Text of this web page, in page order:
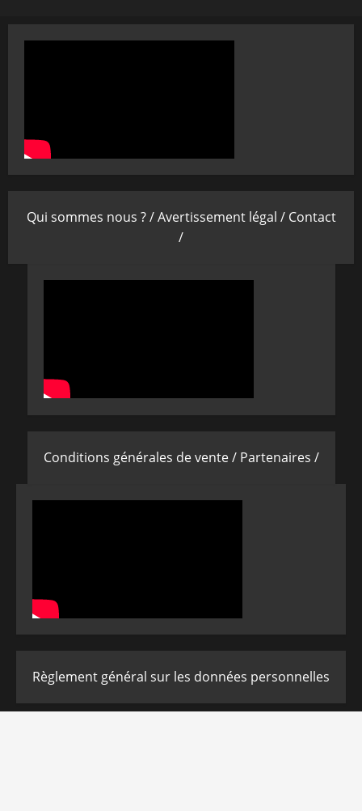
Qui sommes nous ? /Avertissement légal / Contact
/
Conditions générales de vente / Partenaires /
Règlement général sur les données personnelles